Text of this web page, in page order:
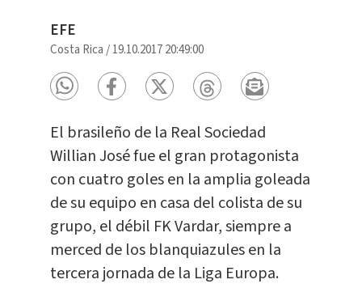
EFE
Costa Rica /19.10.2017 20:49:00
El brasileño de la Real Sociedad
Willian José fue el gran protagonista
con cuatro goles en la amplia goleada
de su equipo en casa del colista de su
grupo, el débil FK Vardar, siempre a
merced de los blanquiazules en la
tercera jornada de la Liga Europa.